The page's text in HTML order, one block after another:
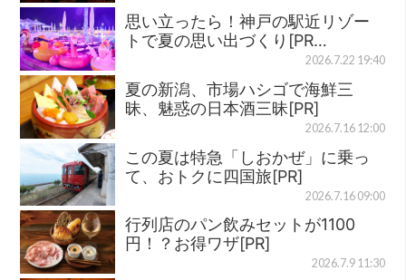
思い立ったら！神戸の駅近リゾー
トで夏の思い出づくり[PR…
2026.7.22 19:40
夏の新潟、市場ハシゴで海鮮三
昧、魅惑の日本酒三昧[PR]
2026.7.16 12:00
この夏は特急「しおかぜ」に乗っ
て、おトクに四国旅[PR]
2026.7.16 09:00
行列店のパン飲みセットが1100
円！？お得ワザ[PR]
2026.7.9 11:30